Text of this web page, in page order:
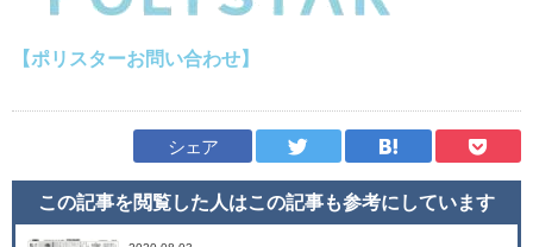
【ポリスターお問い合わせ】
シェア
この記事を閲覧した人はこの記事も参考にしています